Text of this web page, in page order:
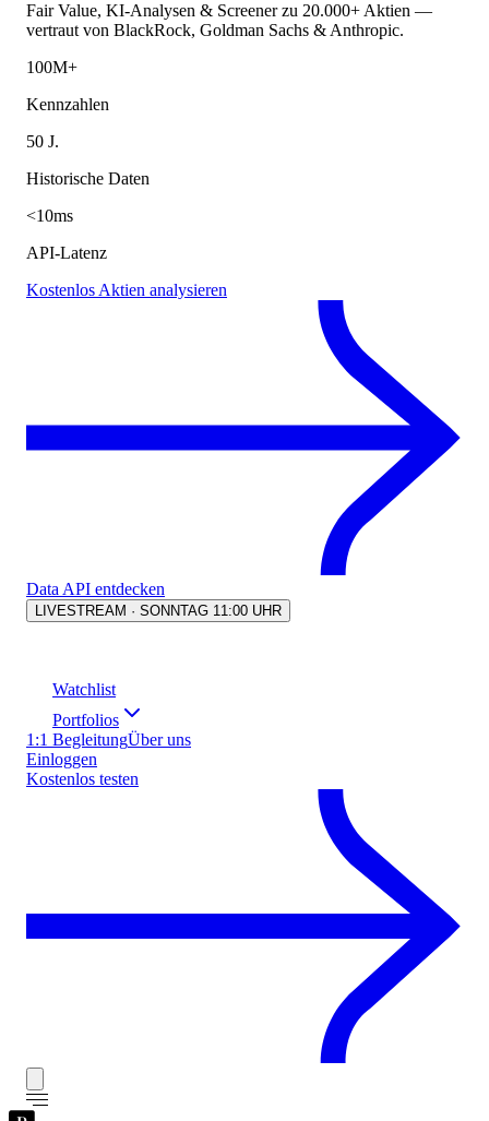
Fair Value, KI-Analysen & Screener zu 20.000+ Aktien —
vertraut von BlackRock, Goldman Sachs & Anthropic.
100M+
Kennzahlen
50 J.
Historische Daten
<10ms
API-Latenz
Kostenlos Aktien analysieren
Data API entdecken
LIVESTREAM · SONNTAG 11:00 UHR
Watchlist
Portfolios
1:1 BegleitungÜber uns
Einloggen
Kostenlos testen